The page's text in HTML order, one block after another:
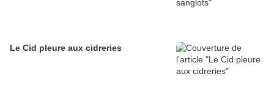
Le Cid pleure aux cidreries